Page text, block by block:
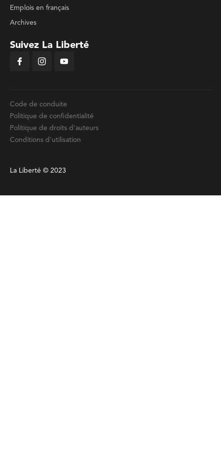
Emplois en français
Archives
Suivez La Liberté
Code de conduite
Politique de confidentialité
Politique de droits d'auteurs
Conditions d'utilisation
La Liberté © 2023